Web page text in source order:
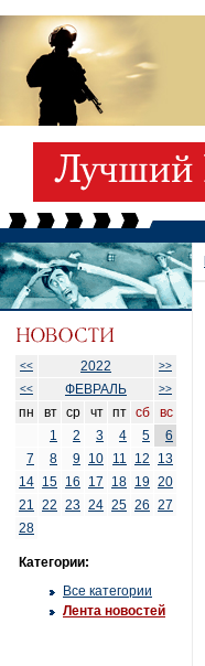
<< 2022
>>
<<
ФЕВРАЛЬ >>
пн вт ср чт пт сб
вс
1
2 3 4 5
6
7
8 9 10 11 12
13
14 15 16 17 18 19 20
21 22 23 24 25 26 27
28
Категории:
Все категории
Лента новостей